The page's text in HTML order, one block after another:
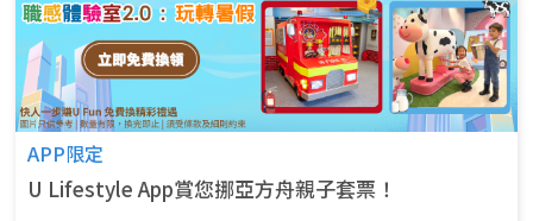
APP限定
U Lifestyle App賞您挪亞方舟親子套票！